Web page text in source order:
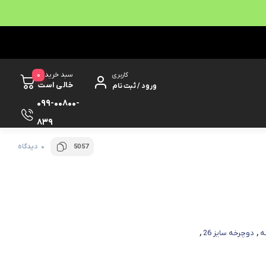
کاربری
ورود / ثبت نام
سبد خرید
خالی است
0
099-00800-
839
5057 0 دیدگاه
, دوچرخه سایز 26
,